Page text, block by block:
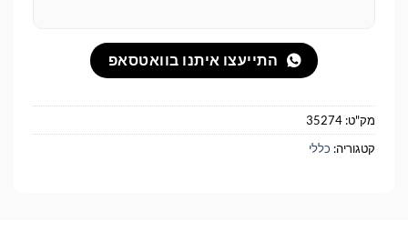
התייעצו איתנו בוואטסאפ
מק"ט: 35274
קטגוריה: כללי